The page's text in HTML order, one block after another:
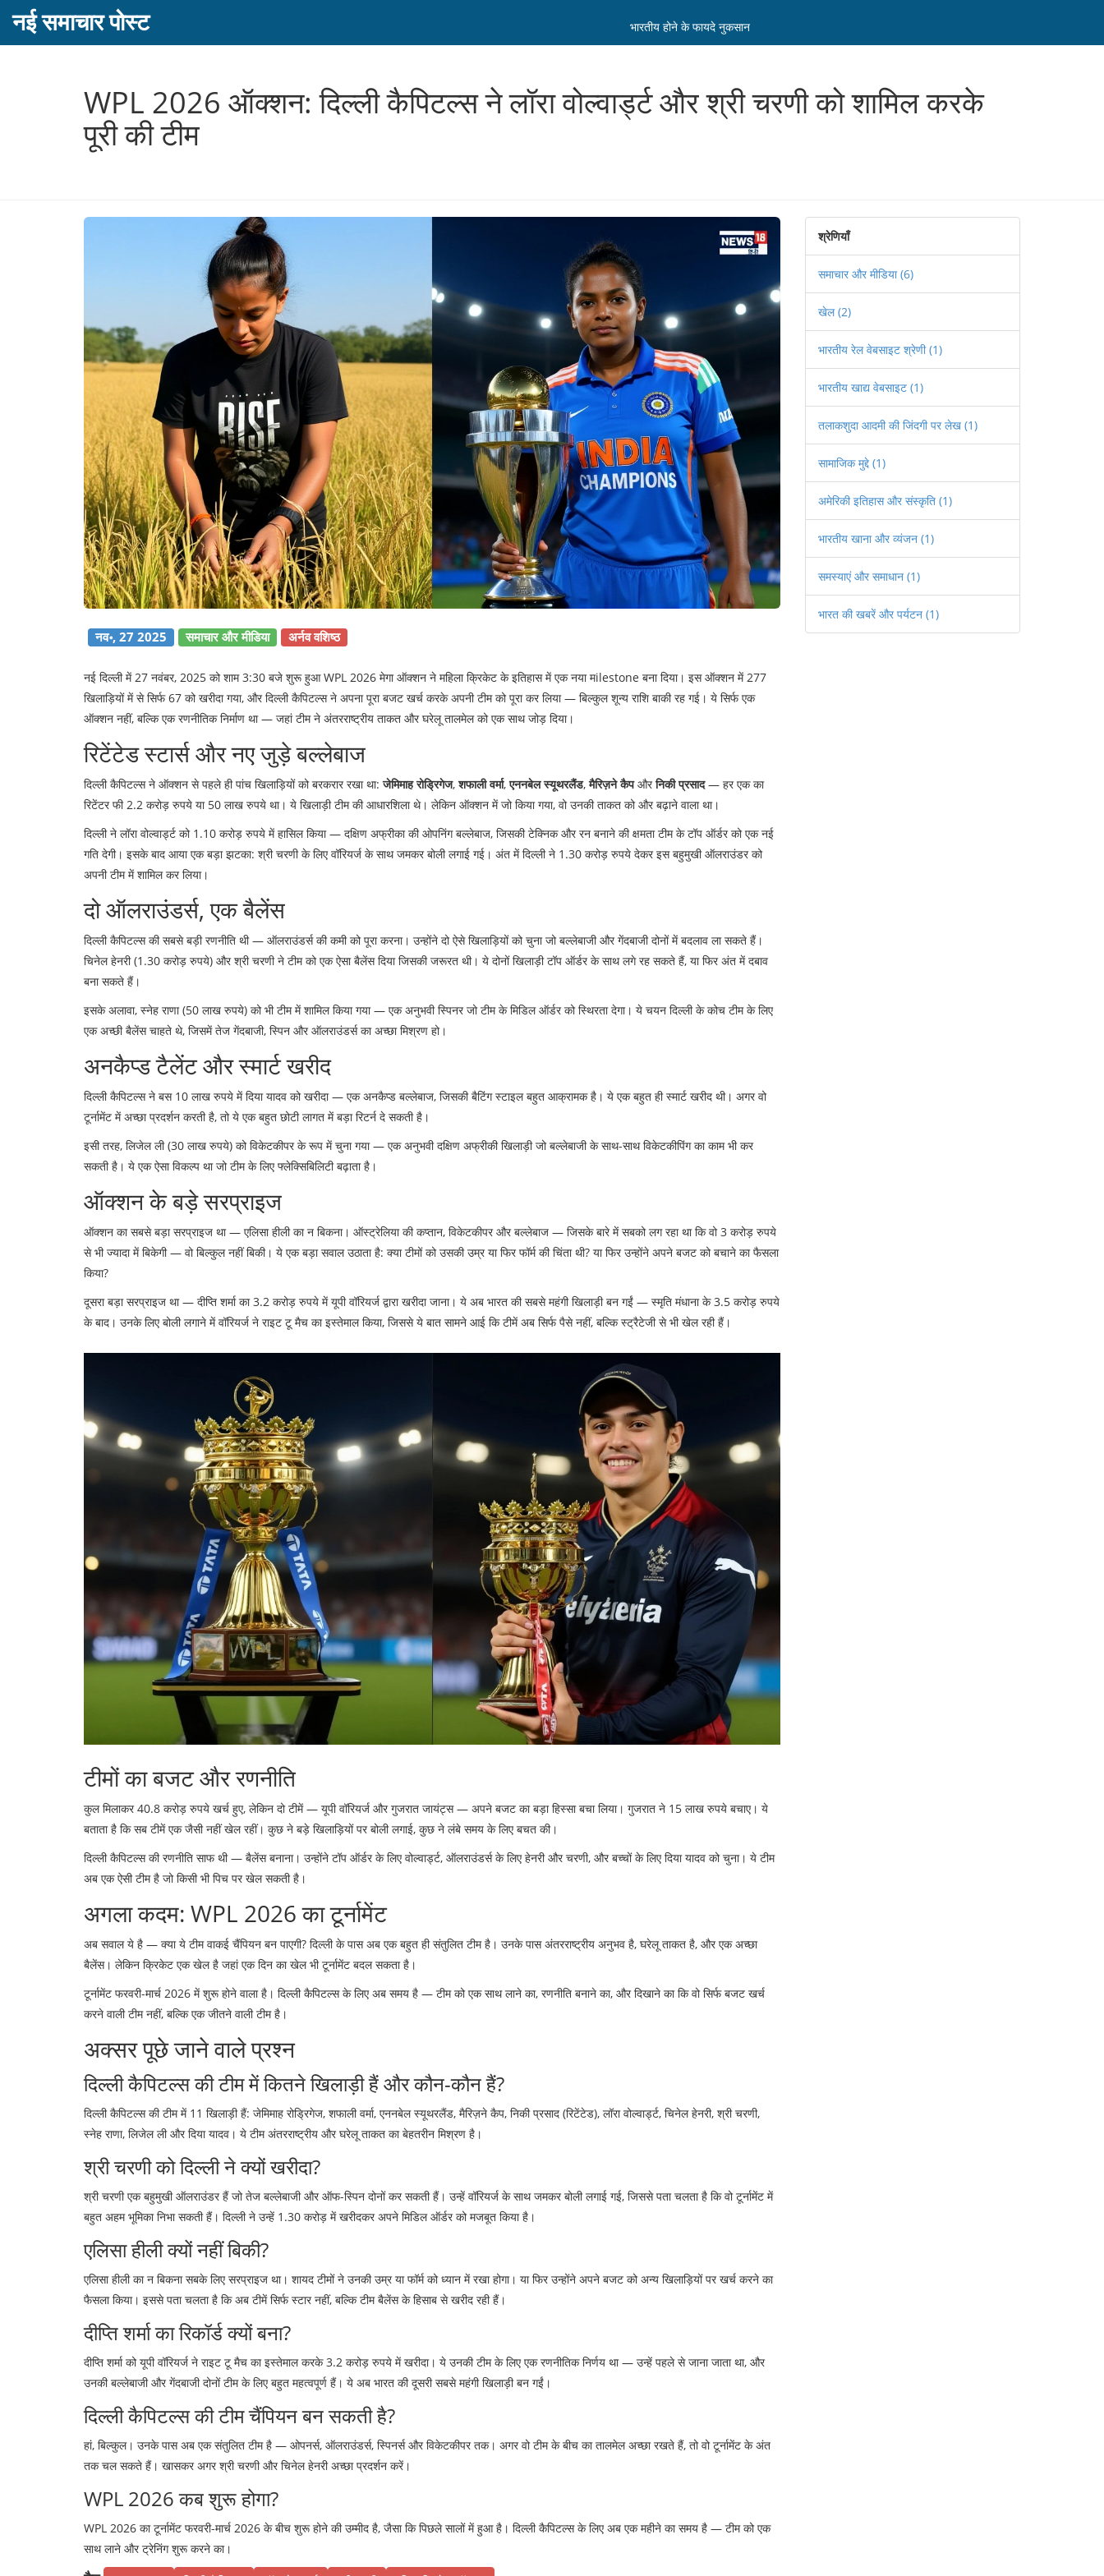
नई समाचार पोस्ट भारतीय होने के फायदे नुकसान
WPL 2026 ऑक्शन: दिल्ली कैपिटल्स ने लॉरा वोल्वार्ड्ट और श्री चरणी को शामिल करके
पूरी की टीम
नव॰, 27 2025 समाचार और मीडिया अर्नव वशिष्ठ
नई दिल्ली में 27 नवंबर, 2025 को शाम 3:30 बजे शुरू हुआWPL 2026 मेगा ऑक्शन ने महिला क्रिकेट के इतिहास में एक नया मilestone बना दिया। इस ऑक्शन में 277
खिलाड़ियों में से सिर्फ 67 को खरीदा गया, औरदिल्ली कैपिटल्सने अपना पूरा बजट खर्च करके अपनी टीम को पूरा कर लिया — बिल्कुल शून्य राशि बाकी रह गई। ये सिर्फ एक
ऑक्शन नहीं, बल्कि एक रणनीतिक निर्माण था — जहां टीम ने अंतरराष्ट्रीय ताकत और घरेलू तालमेल को एक साथ जोड़ दिया।
रिटेंटेड स्टार्स और नए जुड़े बल्लेबाज
दिल्ली कैपिटल्स ने ऑक्शन से पहले ही पांच खिलाड़ियों को बरकरार रखा था:जेमिमाह रोड्रिगेज,शफाली वर्मा,एननबेल स्यूथरलैंड,मैरिज़ने कैपऔरनिकी प्रसाद— हर एक का
रिटेंटर फी 2.2 करोड़ रुपये या 50 लाख रुपये था। ये खिलाड़ी टीम की आधारशिला थे। लेकिन ऑक्शन में जो किया गया, वो उनकी ताकत को और बढ़ाने वाला था।
दिल्ली ने लॉरा वोल्वार्ड्ट को 1.10 करोड़ रुपये में हासिल किया — दक्षिण अफ्रीका की ओपनिंग बल्लेबाज, जिसकी टेक्निक और रन बनाने की क्षमता टीम के टॉप ऑर्डर को एक नई
गति देगी। इसके बाद आया एक बड़ा झटका: श्री चरणीके लिएवॉरियर्ज के साथ जमकर बोली लगाई गई। अंत में दिल्ली ने 1.30 करोड़ रुपये देकर इस बहुमुखी ऑलराउंडर को
अपनी टीम में शामिल कर लिया।
दो ऑलराउंडर्स, एक बैलेंस
दिल्ली कैपिटल्स की सबसे बड़ी रणनीति थी — ऑलराउंडर्स की कमी को पूरा करना। उन्होंने दो ऐसे खिलाड़ियों को चुना जो बल्लेबाजी और गेंदबाजी दोनों में बदलाव ला सकते हैं।
चिनेल हेनरी(1.30 करोड़ रुपये) औरश्री चरणीने टीम को एक ऐसा बैलेंस दिया जिसकी जरूरत थी। ये दोनों खिलाड़ी टॉप ऑर्डर के साथ लगे रह सकते हैं, या फिर अंत में दबाव
बना सकते हैं।
इसके अलावा, स्नेह राणा(50 लाख रुपये) को भी टीम में शामिल किया गया — एक अनुभवी स्पिनर जो टीम के मिडिल ऑर्डर को स्थिरता देगा। ये चयन दिल्ली के कोच टीम के लिए
एक अच्छी बैलेंस चाहते थे, जिसमें तेज गेंदबाजी, स्पिन और ऑलराउंडर्स का अच्छा मिश्रण हो।
अनकैप्ड टैलेंट और स्मार्ट खरीद
दिल्ली कैपिटल्स ने बस 10 लाख रुपये मेंदिया यादव को खरीदा — एक अनकैप्ड बल्लेबाज, जिसकी बैटिंग स्टाइल बहुत आक्रामक है। ये एक बहुत ही स्मार्ट खरीद थी। अगर वो
टूर्नामेंट में अच्छा प्रदर्शन करती है, तो ये एक बहुत छोटी लागत में बड़ा रिटर्न दे सकती है।
इसी तरह, लिजेल ली(30 लाख रुपये) को विकेटकीपर के रूप में चुना गया — एक अनुभवी दक्षिण अफ्रीकी खिलाड़ी जो बल्लेबाजी के साथ-साथ विकेटकीपिंग का काम भी कर
सकती है। ये एक ऐसा विकल्प था जो टीम के लिए फ्लेक्सिबिलिटी बढ़ाता है।
ऑक्शन के बड़े सरप्राइज
ऑक्शन का सबसे बड़ा सरप्राइज था — एलिसा हीलीका न बिकना। ऑस्ट्रेलिया की कप्तान, विकेटकीपर और बल्लेबाज — जिसके बारे में सबको लग रहा था कि वो 3 करोड़ रुपये
से भी ज्यादा में बिकेगी — वो बिल्कुल नहीं बिकी। ये एक बड़ा सवाल उठाता है: क्या टीमों को उसकी उम्र या फिर फॉर्म की चिंता थी? या फिर उन्होंने अपने बजट को बचाने का फैसला
किया?
दूसरा बड़ा सरप्राइज था — दीप्ति शर्माका 3.2 करोड़ रुपये मेंयूपी वॉरियर्ज द्वारा खरीदा जाना। ये अब भारत की सबसे महंगी खिलाड़ी बन गईं — स्मृति मंधाना के 3.5 करोड़ रुपये
के बाद। उनके लिए बोली लगाने में वॉरियर्ज ने राइट टू मैच का इस्तेमाल किया, जिससे ये बात सामने आई कि टीमें अब सिर्फ पैसे नहीं, बल्कि स्ट्रैटेजी से भी खेल रही हैं।
टीमों का बजट और रणनीति
कुल मिलाकर 40.8 करोड़ रुपये खर्च हुए, लेकिन दो टीमें — यूपी वॉरियर्ज औरगुजरात जायंट्स— अपने बजट का बड़ा हिस्सा बचा लिया। गुजरात ने 15 लाख रुपये बचाए। ये
बताता है कि सब टीमें एक जैसी नहीं खेल रहीं। कुछ ने बड़े खिलाड़ियों पर बोली लगाई, कुछ ने लंबे समय के लिए बचत की।
दिल्ली कैपिटल्स की रणनीति साफ थी — बैलेंस बनाना। उन्होंने टॉप ऑर्डर के लिए वोल्वार्ड्ट, ऑलराउंडर्स के लिए हेनरी और चरणी, और बच्चों के लिए दिया यादव को चुना। ये टीम
अब एक ऐसी टीम है जो किसी भी पिच पर खेल सकती है।
अगला कदम: WPL 2026 का टूर्नामेंट
अब सवाल ये है — क्या ये टीम वाकई चैंपियन बन पाएगी? दिल्ली के पास अब एक बहुत ही संतुलित टीम है। उनके पास अंतरराष्ट्रीय अनुभव है, घरेलू ताकत है, और एक अच्छा
बैलेंस। लेकिन क्रिकेट एक खेल है जहां एक दिन का खेल भी टूर्नामेंट बदल सकता है।
टूर्नामेंट फरवरी-मार्च 2026 में शुरू होने वाला है। दिल्ली कैपिटल्स के लिए अब समय है — टीम को एक साथ लाने का, रणनीति बनाने का, और दिखाने का कि वो सिर्फ बजट खर्च
करने वाली टीम नहीं, बल्कि एक जीतने वाली टीम है।
अक्सर पूछे जाने वाले प्रश्न
दिल्ली कैपिटल्स की टीम में कितने खिलाड़ी हैं और कौन-कौन हैं?
दिल्ली कैपिटल्स की टीम में 11 खिलाड़ी हैं: जेमिमाह रोड्रिगेज, शफाली वर्मा, एननबेल स्यूथरलैंड, मैरिज़ने कैप, निकी प्रसाद (रिटेंटेड), लॉरा वोल्वार्ड्ट, चिनेल हेनरी, श्री चरणी,
स्नेह राणा, लिजेल ली और दिया यादव। ये टीम अंतरराष्ट्रीय और घरेलू ताकत का बेहतरीन मिश्रण है।
श्री चरणी को दिल्ली ने क्यों खरीदा?
श्री चरणी एक बहुमुखी ऑलराउंडर हैं जो तेज बल्लेबाजी और ऑफ-स्पिन दोनों कर सकती हैं। उन्हें वॉरियर्ज के साथ जमकर बोली लगाई गई, जिससे पता चलता है कि वो टूर्नामेंट में
बहुत अहम भूमिका निभा सकती हैं। दिल्ली ने उन्हें 1.30 करोड़ में खरीदकर अपने मिडिल ऑर्डर को मजबूत किया है।
एलिसा हीली क्यों नहीं बिकी?
एलिसा हीली का न बिकना सबके लिए सरप्राइज था। शायद टीमों ने उनकी उम्र या फॉर्म को ध्यान में रखा होगा। या फिर उन्होंने अपने बजट को अन्य खिलाड़ियों पर खर्च करने का
फैसला किया। इससे पता चलता है कि अब टीमें सिर्फ स्टार नहीं, बल्कि टीम बैलेंस के हिसाब से खरीद रही हैं।
दीप्ति शर्मा का रिकॉर्ड क्यों बना?
दीप्ति शर्मा को यूपी वॉरियर्ज ने राइट टू मैच का इस्तेमाल करके 3.2 करोड़ रुपये में खरीदा। ये उनकी टीम के लिए एक रणनीतिक निर्णय था — उन्हें पहले से जाना जाता था, और
उनकी बल्लेबाजी और गेंदबाजी दोनों टीम के लिए बहुत महत्वपूर्ण हैं। ये अब भारत की दूसरी सबसे महंगी खिलाड़ी बन गईं।
दिल्ली कैपिटल्स की टीम चैंपियन बन सकती है?
हां, बिल्कुल। उनके पास अब एक संतुलित टीम है — ओपनर्स, ऑलराउंडर्स, स्पिनर्स और विकेटकीपर तक। अगर वो टीम के बीच का तालमेल अच्छा रखते हैं, तो वो टूर्नामेंट के अंत
तक चल सकते हैं। खासकर अगर श्री चरणी और चिनेल हेनरी अच्छा प्रदर्शन करें।
WPL 2026 कब शुरू होगा?
WPL 2026 का टूर्नामेंट फरवरी-मार्च 2026 के बीच शुरू होने की उम्मीद है, जैसा कि पिछले सालों में हुआ है। दिल्ली कैपिटल्स के लिए अब एक महीने का समय है — टीम को एक
साथ लाने और ट्रेनिंग शुरू करने का।
श्रेणियाँ
समाचार और मीडिया(6)
खेल(2)
भारतीय रेल वेबसाइट श्रेणी(1)
भारतीय खाद्य वेबसाइट (1)
तलाकशुदा आदमी की जिंदगी पर लेख (1)
सामाजिक मुद्दे (1)
अमेरिकी इतिहास और संस्कृति (1)
भारतीय खाना और व्यंजन (1)
समस्याएं और समाधान (1)
भारत की खबरें और पर्यटन (1)